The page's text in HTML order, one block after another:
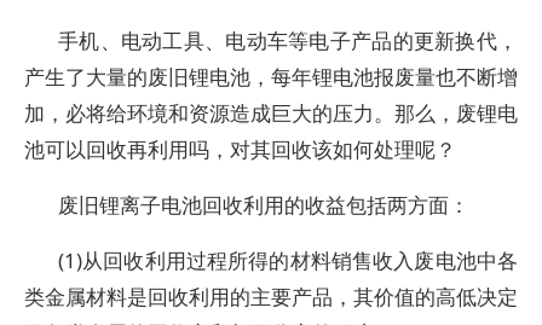
手机、电动工具、电动车等电子产品的更新换代，
产生了大量的废旧锂电池，每年锂电池报废量也不断增
加，必将给环境和资源造成巨大的压力。那么，废锂电
池可以回收再利用吗，对其回收该如何处理呢？
废旧锂离子电池回收利用的收益包括两方面：
(1)从回收利用过程所得的材料销售收入废电池中各
类金属材料是回收利用的主要产品，其价值的高低决定